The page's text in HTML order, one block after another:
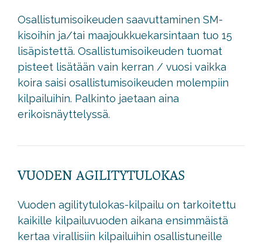
Osallistumisoikeuden saavuttaminen SM-
kisoihin ja/tai maajoukkuekarsintaan tuo 15
lisäpistettä. Osallistumisoikeuden tuomat
pisteet lisätään vain kerran / vuosi vaikka
koira saisi osallistumisoikeuden molempiin
kilpailuihin. Palkinto jaetaan aina
erikoisnäyttelyssä.
VUODEN AGILITYTULOKAS
Vuoden agilitytulokas-kilpailu on tarkoitettu
kaikille kilpailuvuoden aikana ensimmäistä
kertaa virallisiin kilpailuihin osallistuneille